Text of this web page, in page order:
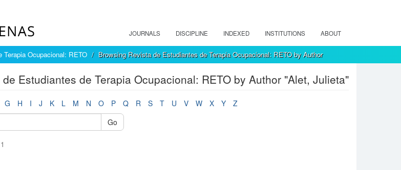
JOURNALS DISCIPLINE INDEXED INSTITUTIONS ABOUT
Ocupacional: RETO Browsing Revista de Estudiantes de Terapia Ocupacional: RETO by Author
Estudiantes de Terapia Ocupacional: RETO by Author "Alet, Julieta"
G H I J K L M N O P Q R S T U V W X Y
Z
Go